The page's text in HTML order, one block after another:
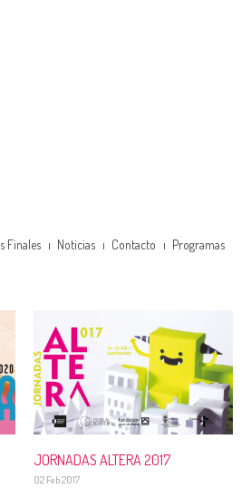
Finales Noticias Contacto Programas
JORNADAS ALTERA 2017
02 Feb 2017